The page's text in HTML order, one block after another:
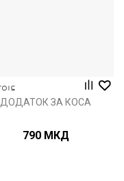
ДОДАТОК ЗА КОСА
790 МКД